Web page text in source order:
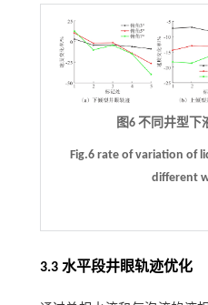
图6 不同井型下
Fig.6 rate of variation of
different
3.3 水平段井眼轨迹优化